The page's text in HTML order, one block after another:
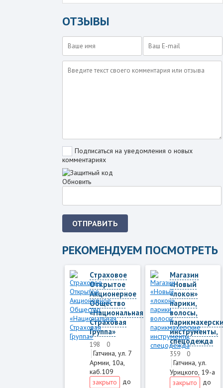
ОТЗЫВЫ
Подписаться на уведомления о новых
комментариях
Обновить
ОТПРАВИТЬ
РЕКОМЕНДУЕМ ПОСМОТРЕТЬ
Страховое
Открытое
Акционерное
Общество
«Национальная
Страховая
Группа»
198 0
Гатчина, ул. 7
Армии, 10а,
каб.109
закрыто
до
Магазин
«Новый
«локон»
парики,
волосы,
инструменты,
спецодежда
359 0
Гатчина, ул.
Урицкого, 19-а
закрыто
до